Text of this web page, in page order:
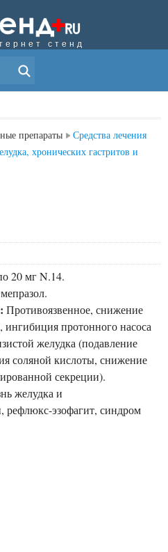
стенд
препараты
Средства лечения
хронических гастритов и
20 мг N.14.
Противоязвенное, снижение
ингибиция протонного насоса
желудка (подавление
соляной кислоты, снижение
секреции).
желудка и
рефлюкс-эзофагит, синдром